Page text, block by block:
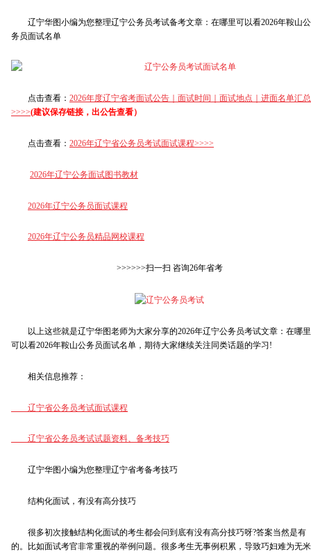
辽宁华图小编为您整理辽宁公务员考试备考文章：在哪里可以看2026年鞍山公
务员面试名单
点击查看： 2026年度辽宁省考面试公告｜面试时间｜面试地点｜进面名单汇总
>>>>(建议保存链接，出公告查看）
点击查看： 2026年辽宁省公务员考试面试课程>>>>
2026年辽宁公务面试图书教材
2026年辽宁公务员面试课程
2026年辽宁公务员精品网校课程
>>>>>>扫一扫 咨询26年省考
以上这些就是辽宁华图老师为大家分享的2026年辽宁公务员考试文章：在哪里
可以看2026年鞍山公务员面试名单，期待大家继续关注同类话题的学习!
相关信息推荐：
辽宁省公务员考试面试课程
辽宁省公务员考试试题资料、 备考技巧
辽宁华图小编为您整理辽宁省考备考技巧
结构化面试，有没有高分技巧
很多初次接触结构化面试的考生都会问到底有没有高分技巧呀?答案当然是有
的。比如面试考官非常重视的举例问题。很多考生无事例积累，导致巧妇难为无米